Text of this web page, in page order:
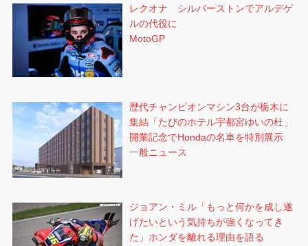
レクオナ シルバーストンでアルデゲ
ルの代役に
MotoGP
歴代チャンピオンマシン3台が栃木に
集結「たびのホテル宇都宮ゆいの杜」
開業記念でHondaの名車を特別展示
一般ニュース
ジョアン・ミル「もっと何かを成し遂
げたいという気持ちが強くなってき
た」ホンダを離れる理由を語る